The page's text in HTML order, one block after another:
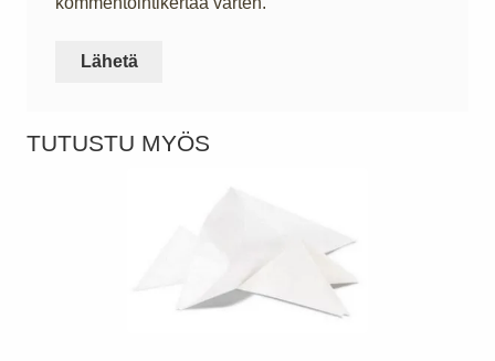
TUTUSTU MYÖS